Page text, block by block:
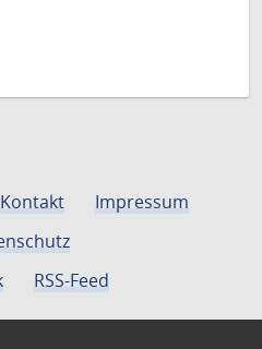
Kontakt
Impressum
RSS-Feed